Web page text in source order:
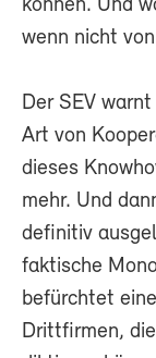
können. Und
wenn nicht
Der SEV
Art von
dieses
mehr. Und
definitiv
faktische
befürchtet
Drittfirmen,